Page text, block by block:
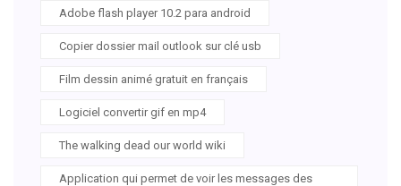
Adobe flash player 10.2 para android
Copier dossier mail outlook sur clé usb
Film dessin animé gratuit en français
Logiciel convertir gif en mp4
The walking dead our world wiki
Application qui permet de voir les messages des